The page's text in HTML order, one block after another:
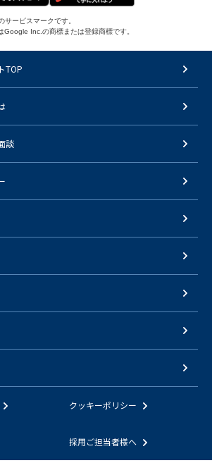
ービスマークです。
Inc.の商標または登録商標です。
TOP
談
クッキーポリシー
採用ご担当者様へ